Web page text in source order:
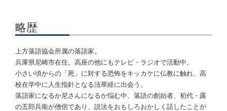
略歴
上方落語協会所属の落語家。
兵庫県尼崎市在住。高座の他にもテレビ・ラジオで活動中。
小さい頃からの「死」に対する恐怖をキッカケに仏教に触れ、高
校在学中に人生指針となる法華経に出会う。
落語家になるか尼さんになるか悩む中、落語の創始者、初代・露
の五郎兵衛が僧侶であり、説法をおもしろおかしく話したことが